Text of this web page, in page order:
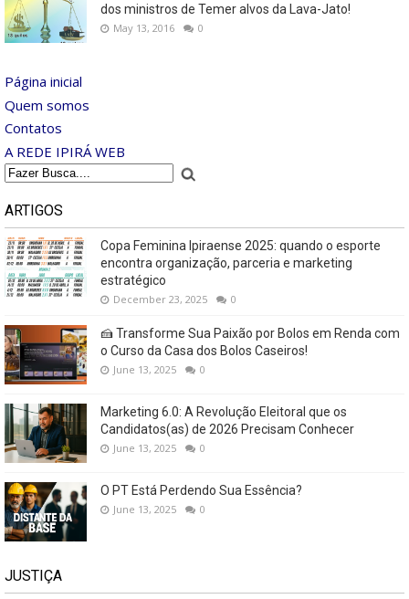
dos ministros de Temer alvos da Lava-Jato!
May 13, 2016 0
Página inicial
Quem somos
Contatos
A REDE IPIRÁ WEB
ARTIGOS
Copa Feminina Ipiraense 2025: quando o esporte
encontra organização, parceria e marketing
estratégico
December 23, 2025 0
🍰 Transforme Sua Paixão por Bolos em Renda com
o Curso da Casa dos Bolos Caseiros!
June 13, 2025 0
Marketing 6.0: A Revolução Eleitoral que os
Candidatos(as) de 2026 Precisam Conhecer
June 13, 2025 0
O PT Está Perdendo Sua Essência?
June 13, 2025 0
JUSTIÇA